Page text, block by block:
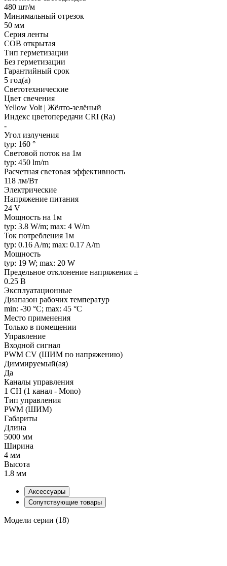
480 шт/м
Минимальный отрезок
50 мм
Серия ленты
COB открытая
Тип герметизации
Без герметизации
Гарантийный срок
5 год(а)
Светотехнические
Цвет свечения
Yellow Volt | Жёлто-зелёный
Индекс цветопередачи CRI (Ra)
-
Угол излучения
typ: 160 °
Световой поток на 1м
typ: 450 lm/m
Расчетная световая эффективность
118 лм/Вт
Электрические
Напряжение питания
24 V
Мощность на 1м
typ: 3.8 W/m; max: 4 W/m
Ток потребления 1м
typ: 0.16 A/m; max: 0.17 A/m
Мощность
typ: 19 W; max: 20 W
Предельное отклонение напряжения ±
0.25 В
Эксплуатационные
Диапазон рабочих температур
min: -30 °C; max: 45 °C
Место применения
Только в помещении
Управление
Входной сигнал
PWM СV (ШИМ по напряжению)
Диммируемый(ая)
Да
Каналы управления
1 CH (1 канал - Mono)
Тип управления
PWM (ШИМ)
Габариты
Длина
5000 мм
Ширина
4 мм
Высота
1.8 мм
Аксессуары
Сопутствующие товары
Модели серии (18)